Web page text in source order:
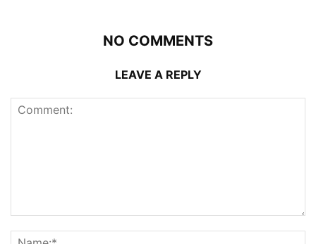
NO COMMENTS
LEAVE A REPLY